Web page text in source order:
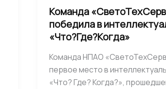
Команда
победила в
«Что?Где?Когда»
Команда НПАО
первое место в
«Что? Где? Когда?»,
в
интеллектуальной
игре
«Что?
Где?
Когда»